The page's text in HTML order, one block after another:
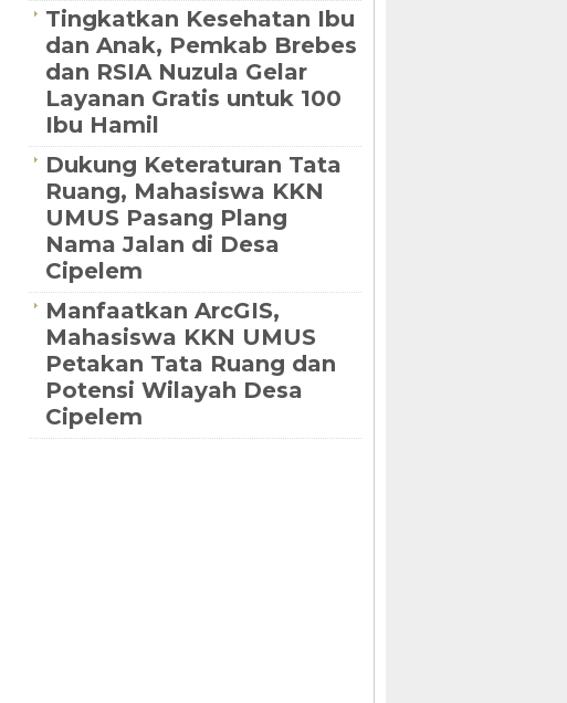
Tingkatkan Kesehatan Ibu
dan Anak, Pemkab Brebes
dan RSIA Nuzula Gelar
Layanan Gratis untuk 100
Ibu Hamil
Dukung Keteraturan Tata
Ruang, Mahasiswa KKN
UMUS Pasang Plang
Nama Jalan di Desa
Cipelem
Manfaatkan ArcGIS,
Mahasiswa KKN UMUS
Petakan Tata Ruang dan
Potensi Wilayah Desa
Cipelem